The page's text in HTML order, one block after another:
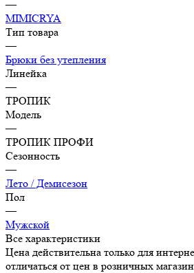
—
MIMICRYA
Тип товара
—
Брюки без утепления
Линейка
—
ТРОПИК
Модель
—
ТРОПИК ПРОФИ
Сезонность
—
Лето / Демисезон
Пол
—
Мужской
Все характеристики
Цена действительна только для
отличаться от цен в розничных